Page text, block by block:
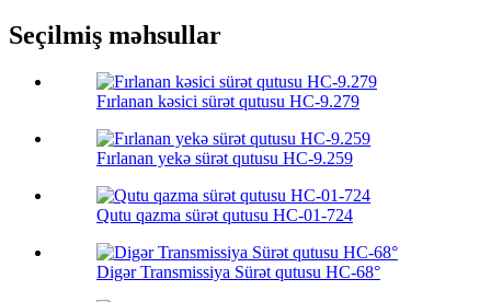
Seçilmiş məhsullar
Fırlanan kəsici sürət qutusu HC-9.279
Fırlanan yekə sürət qutusu HC-9.259
Qutu qazma sürət qutusu HC-01-724
Digər Transmissiya Sürət qutusu HC-68°